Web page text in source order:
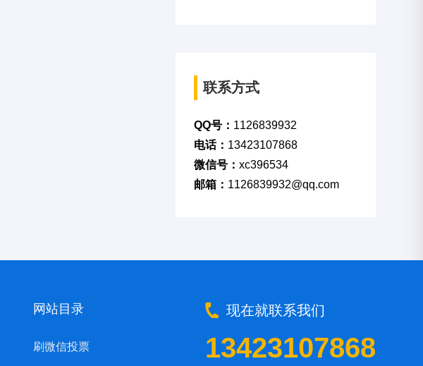
联系方式
QQ号： 1126839932
电话： 13423107868
微信号： xc396534
邮箱： 1126839932@qq.com
网站目录
刷微信投票
现在就联系我们
13423107868